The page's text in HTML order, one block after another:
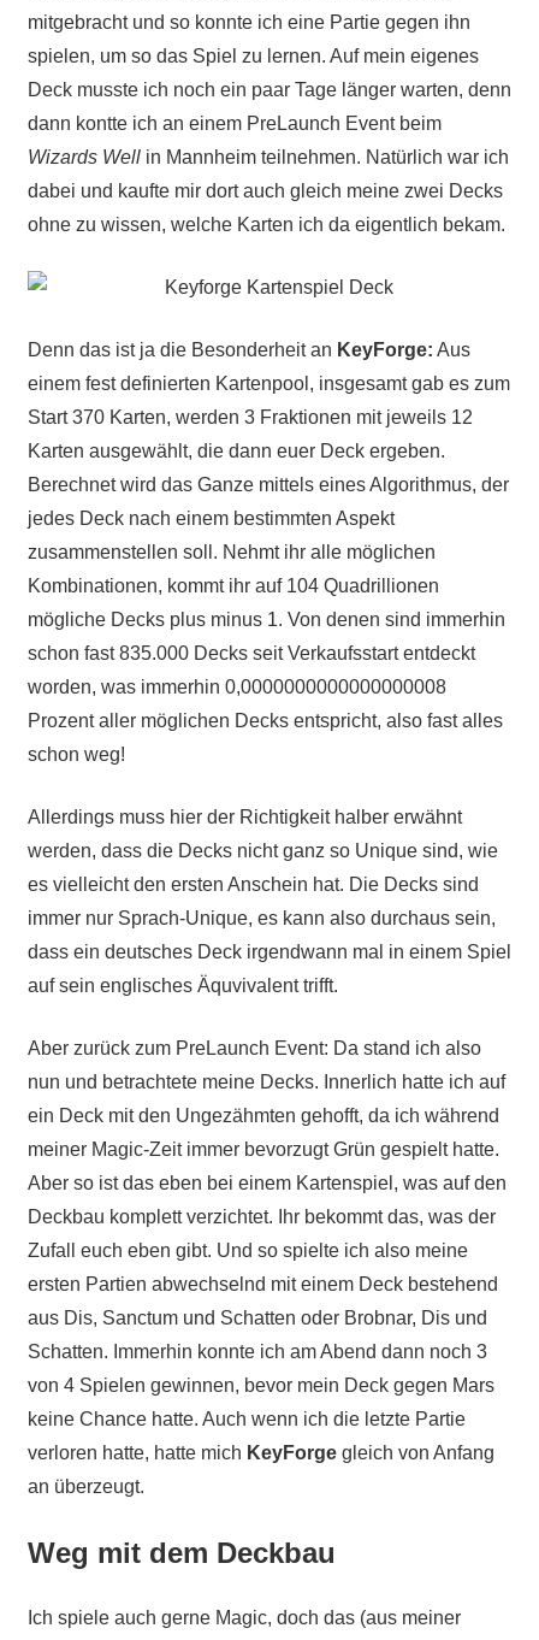
mitgebracht und so konnte ich eine Partie gegen ihn
spielen, um so das Spiel zu lernen. Auf mein eigenes
Deck musste ich noch ein paar Tage länger warten, denn
dann kontte ich an einem PreLaunch Event beim
Wizards Wellin Mannheim teilnehmen. Natürlich war ich
dabei und kaufte mir dort auch gleich meine zwei Decks
ohne zu wissen, welche Karten ich da eigentlich bekam.
Denn das ist ja die Besonderheit an KeyForge: Aus
einem fest definierten Kartenpool, insgesamt gab es zum
Start 370 Karten, werden 3 Fraktionen mit jeweils 12
Karten ausgewählt, die dann euer Deck ergeben.
Berechnet wird das Ganze mittels eines Algorithmus, der
jedes Deck nach einem bestimmten Aspekt
zusammenstellen soll. Nehmt ihr alle möglichen
Kombinationen, kommt ihr auf 104 Quadrillionen
mögliche Decks plus minus 1. Von denen sind immerhin
schon fast 835.000 Decks seit Verkaufsstart entdeckt
worden, was immerhin 0,0000000000000000008
Prozent aller möglichen Decks entspricht, also fast alles
schon weg!
Allerdings muss hier der Richtigkeit halber erwähnt
werden, dass die Decks nicht ganz so Unique sind, wie
es vielleicht den ersten Anschein hat. Die Decks sind
immer nur Sprach-Unique, es kann also durchaus sein,
dass ein deutsches Deck irgendwann mal in einem Spiel
auf sein englisches Äquvivalent trifft.
Aber zurück zum PreLaunch Event: Da stand ich also
nun und betrachtete meine Decks. Innerlich hatte ich auf
ein Deck mit den Ungezähmten gehofft, da ich während
meiner Magic-Zeit immer bevorzugt Grün gespielt hatte.
Aber so ist das eben bei einem Kartenspiel, was auf den
Deckbau komplett verzichtet. Ihr bekommt das, was der
Zufall euch eben gibt. Und so spielte ich also meine
ersten Partien abwechselnd mit einem Deck bestehend
aus Dis, Sanctum und Schatten oder Brobnar, Dis und
Schatten. Immerhin konnte ich am Abend dann noch 3
von 4 Spielen gewinnen, bevor mein Deck gegen Mars
keine Chance hatte. Auch wenn ich die letzte Partie
verloren hatte, hatte mich KeyForgegleich von Anfang
an überzeugt.
Weg mit dem Deckbau
Ich spiele auch gerne Magic, doch das (aus meiner